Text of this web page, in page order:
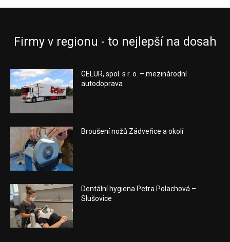
Firmy v regionu - to nejlepší na dosah
GELUR, spol. s r. o. – mezinárodní
autodoprava
Broušení nožů Zádveřice a okolí
Dentální hygiena Petra Polachová –
Slušovice